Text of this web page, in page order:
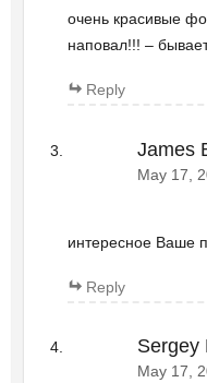
очень красивые
наповал!!! –
Reply
James
May 17,
интересное Ваше
Reply
Sergey
May 17,